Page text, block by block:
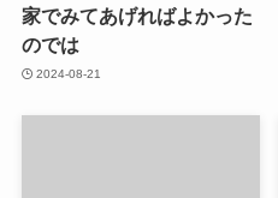
家でみてあげればよかった
のでは
2024-08-21